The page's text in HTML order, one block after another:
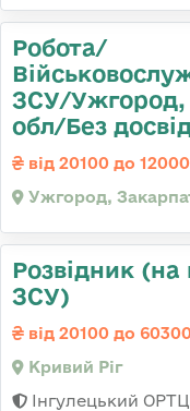
Робота/
ЗСУ/Ужгород,
обл/Без
від 20100 до
Ужгород,
Розвідник (на
ЗСУ)
від 20100 до
Кривий Ріг
Інгулецький